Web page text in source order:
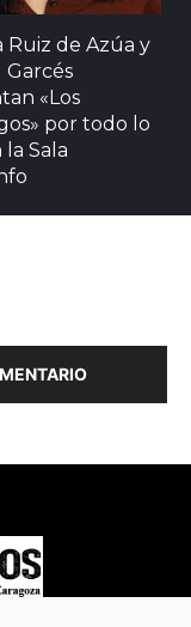
Ruiz de Azúa y
«Los
por todo lo
Sala